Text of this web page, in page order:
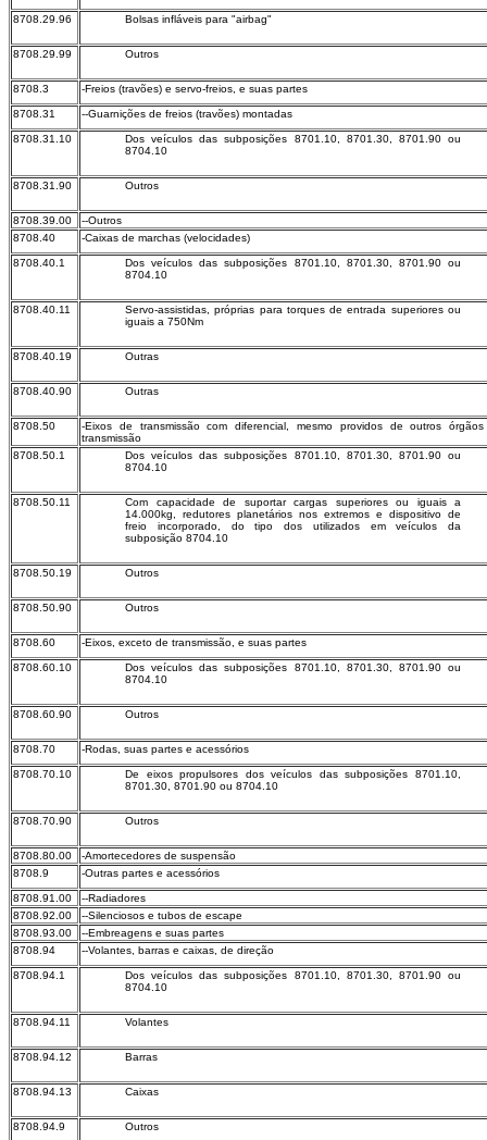
8708.29.96 Bolsas infláveis para "airbag"
8708.29.99 Outros
8708.3 -Freios (travões) e servo-freios, e suas partes
8708.31 --Guarnições de freios (travões) montadas
8708.31.10
Dos veículos das subposições 8701.10, 8701.30, 8701.90 ou
8704.10
8708.31.90 Outros
8708.39.00
--Outros
8708.40
-Caixas de marchas (velocidades)
8708.40.1
Dos veículos das subposições 8701.10, 8701.30, 8701.90 ou
8704.10
8708.40.11
Servo-assistidas, próprias para torques de entrada superiores ou
iguais a 750Nm
8708.40.19 Outras
8708.40.90 Outras
8708.50
-Eixos de transmissão com diferencial, mesmo providos de outros
transmissão
8708.50.1
Dos veículos das subposições 8701.10, 8701.30, 8701.90 ou
8704.10
8708.50.11
Com capacidade de suportar cargas superiores ou iguais a
14.000kg, redutores planetários nos extremos e dispositivo de
freio incorporado, do tipo dos utilizados em veículos da
subposição 8704.10
8708.50.19 Outros
8708.50.90 Outros
8708.60 -Eixos, exceto de transmissão, e suas partes
8708.60.10
Dos veículos das subposições 8701.10, 8701.30, 8701.90 ou
8704.10
8708.60.90 Outros
8708.70 -Rodas, suas partes e acessórios
8708.70.10
De eixos propulsores dos veículos das subposições 8701.10,
8701.30, 8701.90 ou 8704.10
8708.70.90 Outros
8708.80.00
-Amortecedores de suspensão
8708.9
-Outras partes e acessórios
8708.91.00
--Radiadores
8708.92.00
--Silenciosos e tubos de escape
8708.93.00
--Embreagens e suas partes
8708.94
--Volantes, barras e caixas, de direção
8708.94.1
Dos veículos das subposições 8701.10, 8701.30, 8701.90 ou
8704.10
8708.94.11 Volantes
8708.94.12 Barras
8708.94.13 Caixas
8708.94.9 Outros